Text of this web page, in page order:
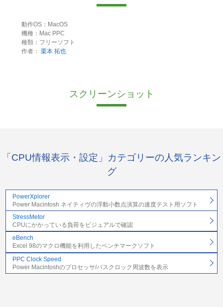
動作OS：MacOS
機種：Mac PPC
種類：フリーソフト
作者： 栗本 拓也
スクリーンショット
「CPU情報表示・設定」カテゴリーの人気ランキン
グ
PowerXplorer
Power Macintosh ネイティヴの浮動小数点演算の速度テスト用ソフト
StressMetor
CPUにかかっている負荷をビジュアルで確認
eBench
Excel 98のマクロ機能を利用したベンチマークソフト
PPC Clock Speed
Power Macintoshのプロセッサ/バスクロック周波数を表示